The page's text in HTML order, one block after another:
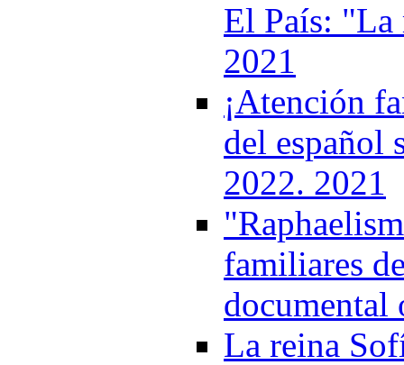
El País: "La
2021
¡Atención
del español
2022. 2021
familiares
La reina